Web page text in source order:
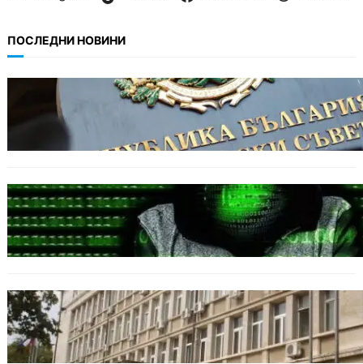
ПОСЛЕДНИ НОВИНИ
БЪЛГАРИЯ
Кабинетът прие нов статут за професиите в
спортната подготовка
БЪЛГАРИЯ
Разкриха дългогодишен пробив в
държавни информационни системи
ОБЩЕСТВО
Домашният арест на шофьора, обвинен за
смъртта на моторист, остава в сила